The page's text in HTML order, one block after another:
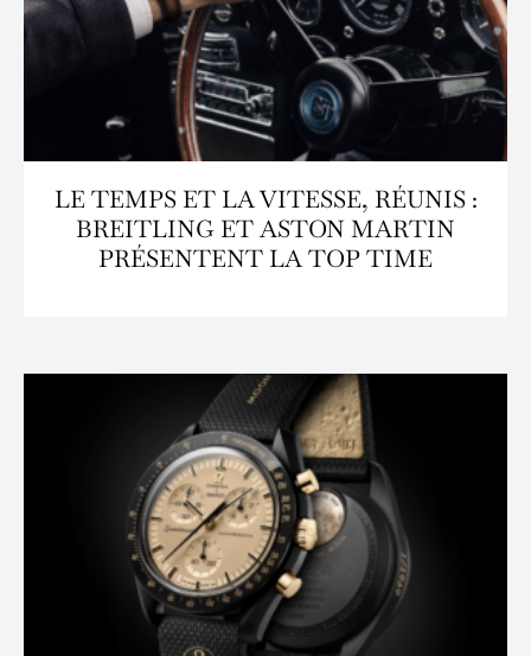
LE TEMPS ET LA VITESSE, RÉUNIS :
BREITLING ET ASTON MARTIN
PRÉSENTENT LA TOP TIME